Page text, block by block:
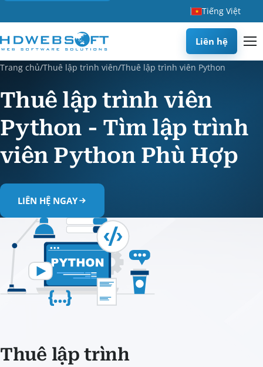
Tiếng Việt
Liên hệ
Trang chủ/Thuê lập trình viên/Thuê lập trình viên Python
Thuê lập trình viên
Python - Tìm lập trình
viên Python Phù Hợp
LIÊN HỆ NGAY
Thuê lập trình